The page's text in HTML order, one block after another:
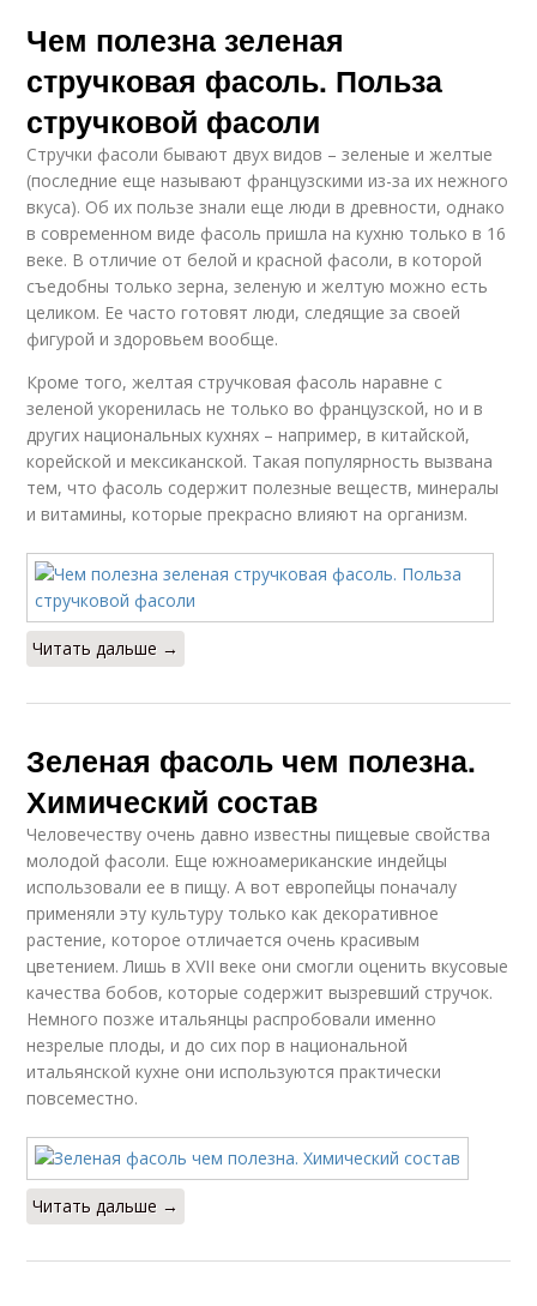
Чем полезна зеленая
стручковая фасоль. Польза
стручковой фасоли
Стручки фасоли бывают двух видов – зеленые и желтые
(последние еще называют французскими из-за их нежного
вкуса). Об их пользе знали еще люди в древности, однако
в современном виде фасоль пришла на кухню только в 16
веке. В отличие от белой и красной фасоли, в которой
съедобны только зерна, зеленую и желтую можно есть
целиком. Ее часто готовят люди, следящие за своей
фигурой и здоровьем вообще.
Кроме того, желтая стручковая фасоль наравне с
зеленой укоренилась не только во французской, но и в
других национальных кухнях – например, в китайской,
корейской и мексиканской. Такая популярность вызвана
тем, что фасоль содержит полезные веществ, минералы
и витамины, которые прекрасно влияют на организм.
Читать дальше →
Зеленая фасоль чем полезна.
Химический состав
Человечеству очень давно известны пищевые свойства
молодой фасоли. Еще южноамериканские индейцы
использовали ее в пищу. А вот европейцы поначалу
применяли эту культуру только как декоративное
растение, которое отличается очень красивым
цветением. Лишь в XVII веке они смогли оценить вкусовые
качества бобов, которые содержит вызревший стручок.
Немного позже итальянцы распробовали именно
незрелые плоды, и до сих пор в национальной
итальянской кухне они используются практически
повсеместно.
Читать дальше →